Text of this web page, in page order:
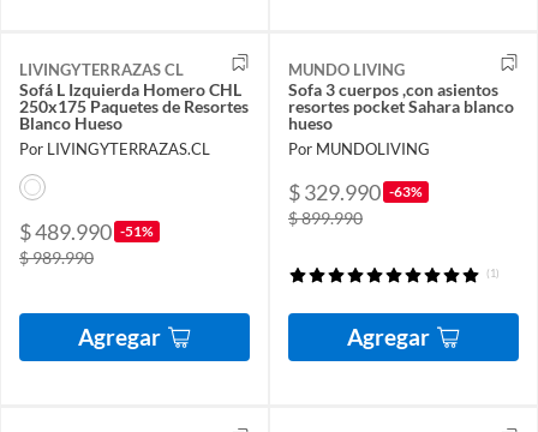
LIVINGYTERRAZAS CL
Sofá L Izquierda Homero CHL
250x175 Paquetes de Resortes
Blanco Hueso
Por LIVINGYTERRAZAS.CL
$ 489.990 -51%
$ 989.990
Agregar
MUNDO LIVING
Sofa 3 cuerpos ,con asientos
resortes pocket Sahara blanco
hueso
Por MUNDOLIVING
$ 329.990 -63%
$ 899.990
(1)
Agregar